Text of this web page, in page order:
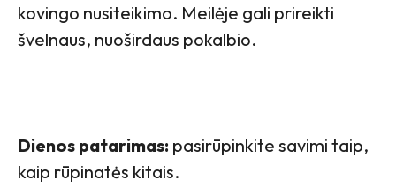
kovingo nusiteikimo. Meilėje gali prireikti
švelnaus, nuoširdaus pokalbio.
Dienos patarimas: pasirūpinkite savimi taip,
kaip rūpinatės kitais.